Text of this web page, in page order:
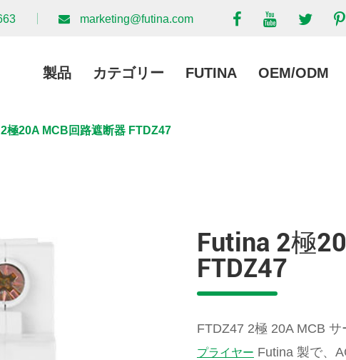
marketing@futina.com
製品 カテゴリー FUTINA OEM/ODM
2極20A MCB回路遮断器 FTDZ47
Futina 2極
FTDZ47
FTDZ47 2極 20A MCB
プライヤー Futina 製で、